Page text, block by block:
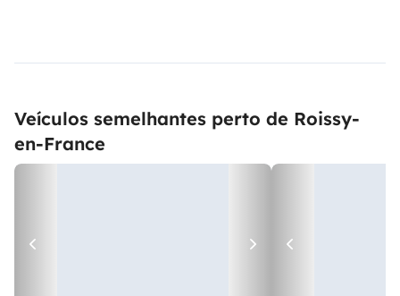
Veículos semelhantes perto de Roissy-
en-France